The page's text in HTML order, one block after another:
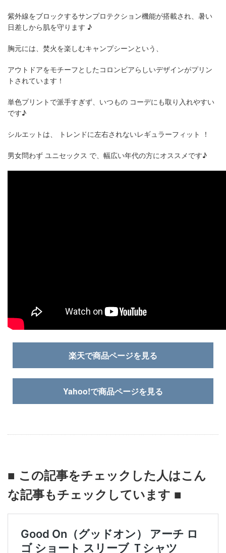
紫外線をブロックするサンプロテクション機能が搭載され、暑い
日差しから肌を守ります ♪
胸元には、焚火を楽しむキャンプシーンという、
アウトドアをモチーフとしたコロンビアらしいデザインがプリン
トされています！
単色プリントで派手すぎず、いつもの コーデにも取り入れやすい
です♪
シルエットは、 トレンドに左右されないレギュラーフィット ！
男女問わず ユニセックス で、幅広い年代の方にオススメです♪
楽天で商品ページを見る
Yahoo!で商品ページを見る
■ この記事をチェックした人はこん
な記事もチェックしています ■